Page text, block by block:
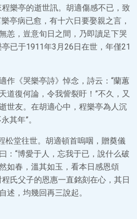
樂亭的逝世訊。胡適傷感不已，致
亭病已愈，有十六日要娶親之言，
恙，豈意旬日之間，乃即讀足下哭
已于1911年3月26日在世，年僅21
作《哭樂亭詩》悼念，詩云：“蘭蕙
道復何論，令我訾裂盱！”不久，又
世友。在胡適心中，程樂亭為人沉
其年”。
松堂往世。胡適頓首嗚咽，贈奠儀
：“博愛于人，忘我于已，說什么破
如春，溫其如玉，看本日感恩頌
氏父子的恩惠一直銘刻在心，其日
述，均幾回再三說起。